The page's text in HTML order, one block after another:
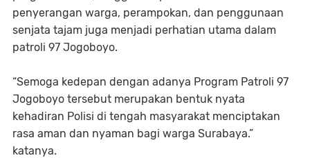
penyerangan warga, perampokan, dan penggunaan
senjata tajam juga menjadi perhatian utama dalam
patroli 97 Jogoboyo.
“Semoga kedepan dengan adanya Program Patroli 97
Jogoboyo tersebut merupakan bentuk nyata
kehadiran Polisi di tengah masyarakat menciptakan
rasa aman dan nyaman bagi warga Surabaya.”
katanya.